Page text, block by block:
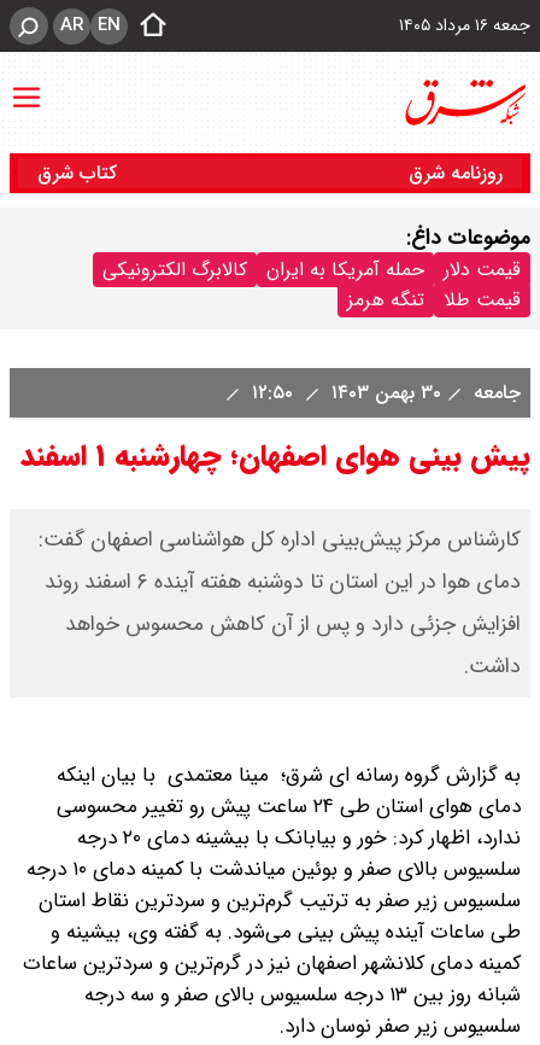
جمعه ۱۶ مرداد ۱۴۰۵ EN
AR
روزنامه شرق کتاب شرق
موضوعات داغ:
قیمت دلار حمله آمریکا به ایران
کالابرگ الکترونیکی
قیمت طلا
تنگه هرمز
جامعه ۳۰ بهمن ۱۴۰۳
پیش بینی هوای اصفهان؛ چهارشنبه ۱ اسفند
کارشناس مرکز پیش‌بینی اداره کل هواشناسی اصفهان گفت:
دمای هوا در این استان تا دوشنبه هفته آینده ۶ اسفند روند
افزایش جزئی دارد و پس از آن کاهش محسوس خواهد
داشت.
به گزارش گروه رسانه ای شرق؛ مینا معتمدی با بیان اینکه
دمای هوای استان طی ۲۴ ساعت پیش رو تغییر محسوسی
ندارد، اظهار کرد: خور و بیابانک با بیشینه دمای ۲۰ درجه
سلسیوس بالای صفر و بوئین میاندشت با کمینه دمای ۱۰ درجه
سلسیوس زیر صفر به ترتیب گرم‌ترین و سردترین نقاط استان
طی ساعات آینده پیش بینی می‌شود. به گفته وی، بیشینه و
کمینه دمای کلانشهر اصفهان نیز در گرم‌ترین و سردترین ساعات
شبانه روز بین ۱۳ درجه سلسیوس بالای صفر و سه درجه
سلسیوس زیر صفر نوسان دارد.